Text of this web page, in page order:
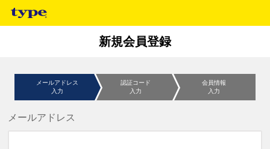
新規会員登録
メールアドレス
入力
認証コード
入力
会員情報
入力
メールアドレス